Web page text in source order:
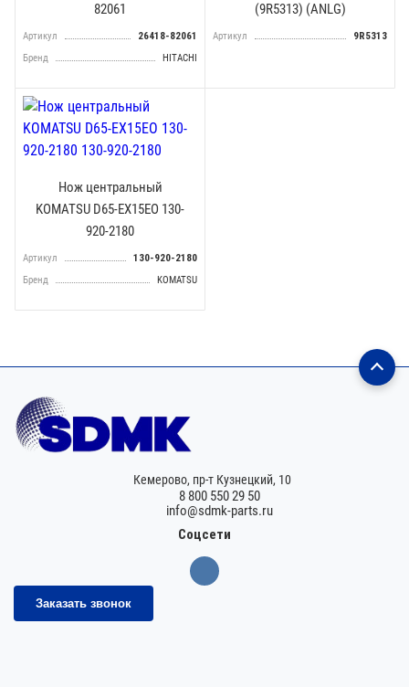
82061
Артикул
26418-82061
Бренд
HITACHI
(9R5313) (ANLG)
Артикул 9R5313
Нож центральный
KOMATSU D65-EX15EO 130-
920-2180
Артикул
130-920-2180
Бренд
KOMATSU
Кемерово, пр-т Кузнецкий, 10
8 800 550 29 50
info@sdmk-parts.ru
Соцсети
Заказать звонок